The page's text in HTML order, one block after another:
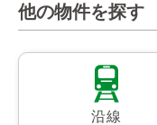
他の物件を探す
沿線